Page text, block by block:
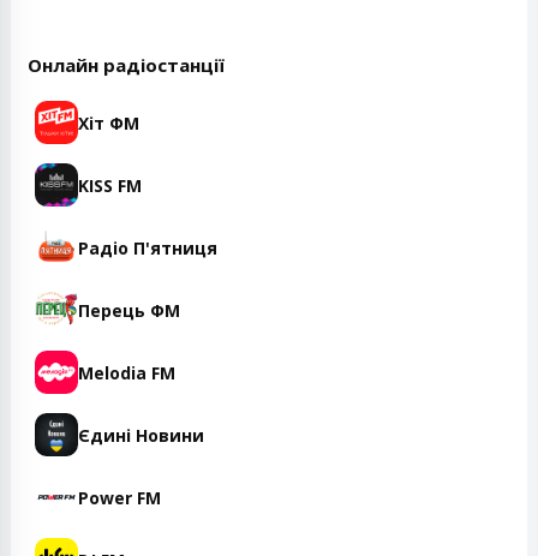
Онлайн радіостанції
Хіт ФМ
KISS FM
Радіо П'ятниця
Перець ФМ
Melodia FM
Єдині Новини
Power FM